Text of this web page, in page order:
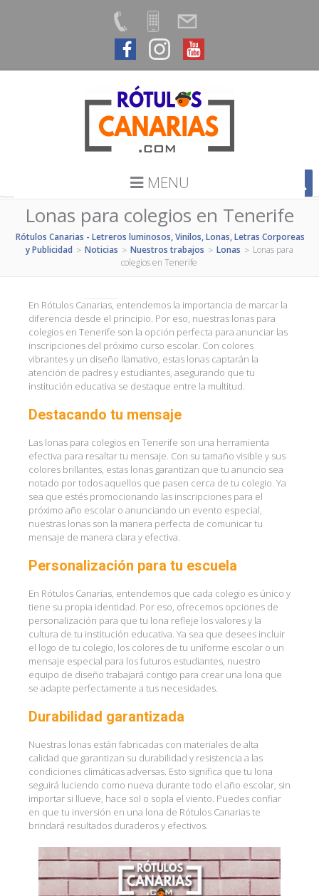
MENU
Lonas para colegios en Tenerife
Rótulos Canarias - Letreros luminosos, Vinilos, Lonas, Letras Corporeas
y Publicidad > Noticias > Nuestros trabajos > Lonas > Lonas para
colegios en Tenerife
En Rótulos Canarias, entendemos la importancia de marcar la
diferencia desde el principio. Por eso, nuestras lonas para
colegios en Tenerife son la opción perfecta para anunciar las
inscripciones del próximo curso escolar. Con colores
vibrantes y un diseño llamativo, estas lonas captarán la
atención de padres y estudiantes, asegurando que tu
institución educativa se destaque entre la multitud.
Destacando tu mensaje
Las lonas para colegios en Tenerife son una herramienta
efectiva para resaltar tu mensaje. Con su tamaño visible y sus
colores brillantes, estas lonas garantizan que tu anuncio sea
notado por todos aquellos que pasen cerca de tu colegio. Ya
sea que estés promocionando las inscripciones para el
próximo año escolar o anunciando un evento especial,
nuestras lonas son la manera perfecta de comunicar tu
mensaje de manera clara y efectiva.
Personalización para tu escuela
En Rótulos Canarias, entendemos que cada colegio es único y
tiene su propia identidad. Por eso, ofrecemos opciones de
personalización para que tu lona refleje los valores y la
cultura de tu institución educativa. Ya sea que desees incluir
el logo de tu colegio, los colores de tu uniforme escolar o un
mensaje especial para los futuros estudiantes, nuestro
equipo de diseño trabajará contigo para crear una lona que
se adapte perfectamente a tus necesidades.
Durabilidad garantizada
Nuestras lonas están fabricadas con materiales de alta
calidad que garantizan su durabilidad y resistencia a las
condiciones climáticas adversas. Esto significa que tu lona
seguirá luciendo como nueva durante todo el año escolar, sin
importar si llueve, hace sol o sopla el viento. Puedes confiar
en que tu inversión en una lona de Rótulos Canarias te
brindará resultados duraderos y efectivos.